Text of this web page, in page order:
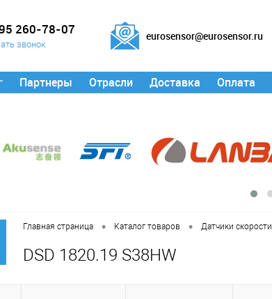
260-78-07
звонок
eurosensor@eurosensor.ru
Партнеры Отрасли Доставка Оплата
Главная страница • Каталог товаров • Датчики скорости
DSD 1820.19 S38HW